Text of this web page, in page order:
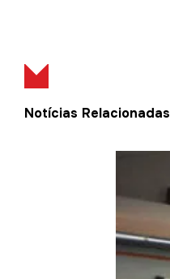
Notícias Relacionadas